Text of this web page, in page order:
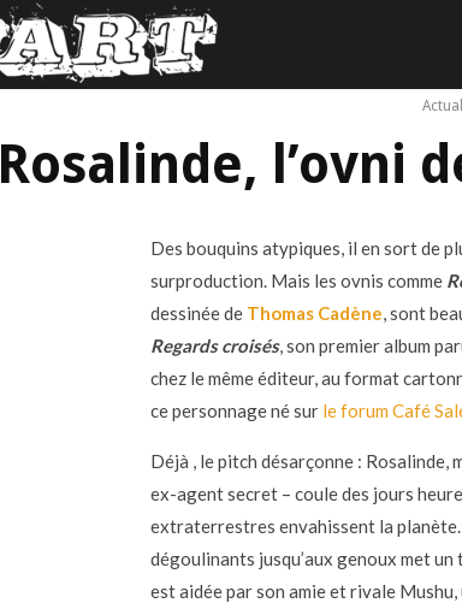
Rosalinde, l’ovni
Des bouquins atypiques, il en sort de
surproduction. Mais les ovnis comme
dessinée de Thomas Cadène, sont
Regards croisés, son premier album
chez le même éditeur, au format
ce personnage né sur le forum Café
Déjà , le pitch désarçonne : Rosalinde,
ex-agent secret – coule des jours
extraterrestres envahissent la planète.
dégoulinants jusqu’aux genoux met
est aidée par son amie et rivale